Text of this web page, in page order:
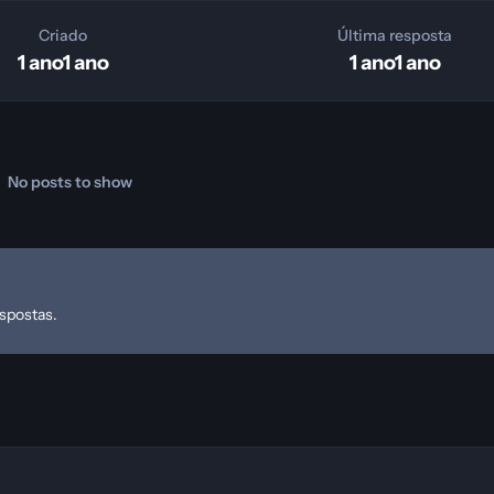
Criado
1 ano1 ano
Última resposta
1 ano1 ano
No posts to show